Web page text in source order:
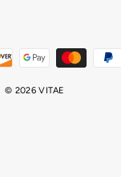
© 2026 VITAE